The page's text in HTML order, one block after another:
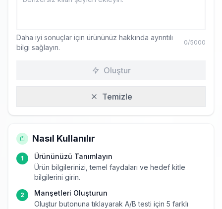
Daha iyi sonuçlar için ürününüz hakkında ayrıntılı
bilgi sağlayın.
0/5000
Oluştur
Temizle
Nasıl Kullanılır
1
Ürününüzü Tanımlayın
Ürün bilgilerinizi, temel faydaları ve hedef kitle
bilgilerini girin.
2
Manşetleri Oluşturun
Oluştur butonuna tıklayarak A/B testi için 5 farklı